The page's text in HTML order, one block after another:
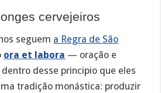
cervejeiros
seguem a Regra de São
ora et labora — oração e
desse principio que eles
tradição monástica: produzir